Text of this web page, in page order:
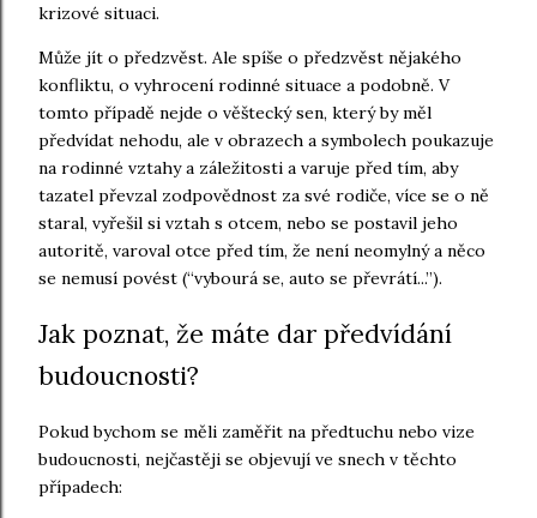
krizové situaci.
Může jít o předzvěst. Ale spíše o předzvěst nějakého
konfliktu, o vyhrocení rodinné situace a podobně. V
tomto případě nejde o věštecký sen, který by měl
předvídat nehodu, ale v obrazech a symbolech poukazuje
na rodinné vztahy a záležitosti a varuje před tím, aby
tazatel převzal zodpovědnost za své rodiče, více se o ně
staral, vyřešil si vztah s otcem, nebo se postavil jeho
autoritě, varoval otce před tím, že není neomylný a něco
se nemusí povést (“vybourá se, auto se převrátí...”).
Jak poznat, že máte dar předvídání
budoucnosti?
Pokud bychom se měli zaměřit na předtuchu nebo vize
budoucnosti, nejčastěji se objevují ve snech v těchto
případech: